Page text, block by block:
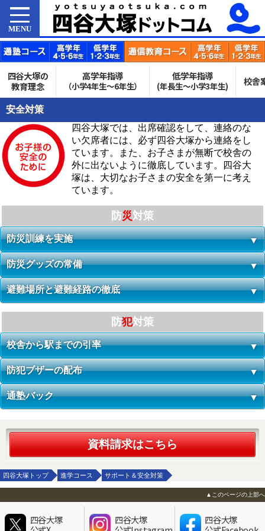
MENU
四谷大塚の
教育理念
高学年指導
（小学4年生〜6年生）
低学年指導
(年長生〜小学3年生) 校舎
安全対策
四谷大塚では、出席確認をして、連絡のな
い欠席者には、必ず四谷大塚から連絡をし
ています。また、お子さまが無断で校舎の
外に出ないように徹底しています。四谷大
塚は、大切なお子さまの安全を第一に考え
ています。
防災対策
防災訓練を実施
防災グッズの常備
避難場所と避難経路の徹底
防犯対策
校舎から駅までの引率
防犯ブザーの配布
通塾バック
資料請求はこちら
四谷大塚トップ 進学コース サポート＆安全対策
▲このページの上部へ
四谷大塚
四谷大塚
四谷大塚